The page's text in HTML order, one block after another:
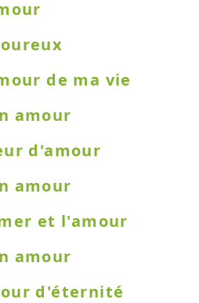
de ma vie
amour
d'amour
amour
et l'amour
amour
d'éternité